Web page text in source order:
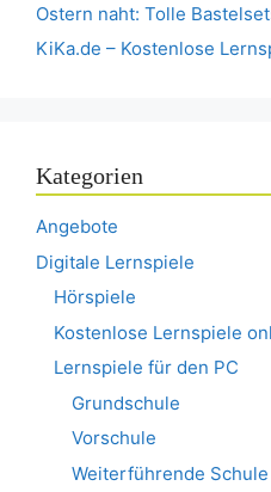
Ostern naht: Tolle
KiKa.de – Kostenlose
Kategorien
Angebote
Digitale Lernspiele
Hörspiele
Kostenlose Lernspiele
Lernspiele für den PC
Grundschule
Vorschule
Weiterführende Schule